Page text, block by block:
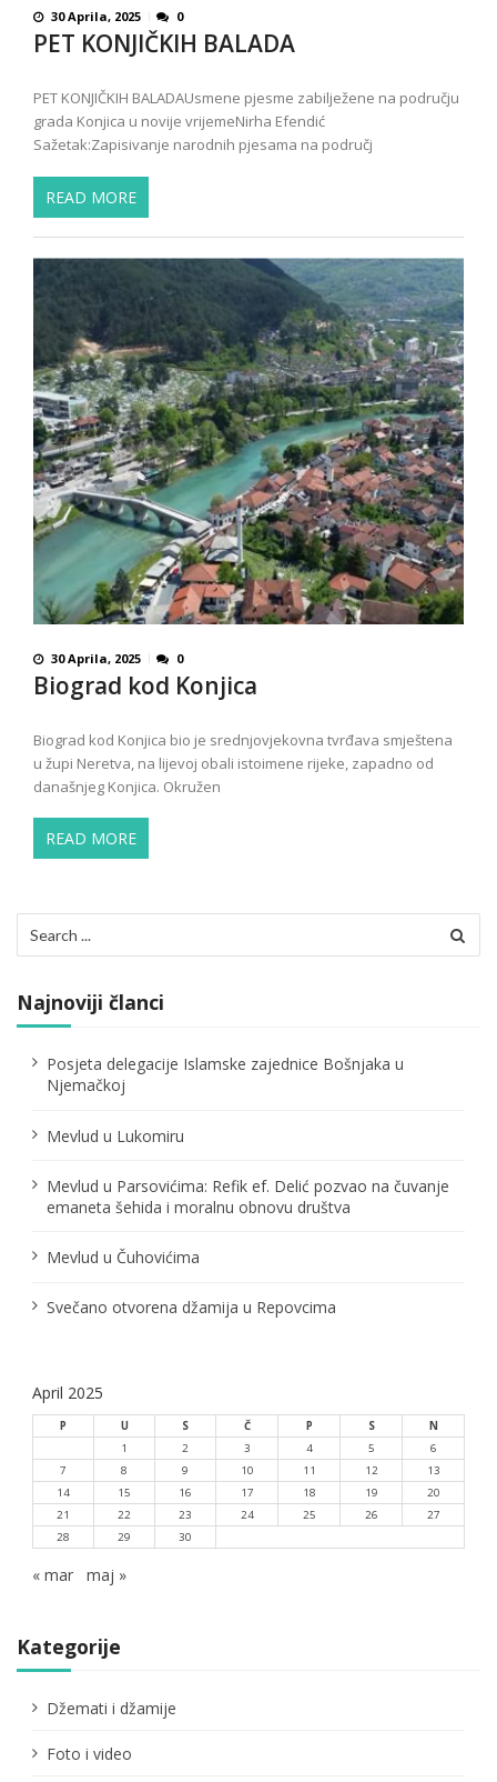
30 Aprila, 2025 0
PET KONJIČKIH BALADA
PET KONJIČKIH BALADAUsmene pjesme zabilježene na području
grada Konjica u novije vrijemeNirha Efendić
Sažetak:Zapisivanje narodnih pjesama na područj
READ MORE
30 Aprila, 2025 0
Biograd kod Konjica
Biograd kod Konjica bio je srednjovjekovna tvrđava smještena
u župi Neretva, na lijevoj obali istoimene rijeke, zapadno od
današnjeg Konjica. Okružen
READ MORE
for:
Najnoviji članci
Posjeta delegacije Islamske zajednice Bošnjaka u
Njemačkoj
Mevlud u Lukomiru
Mevlud u Parsovićima: Refik ef. Delić pozvao na čuvanje
emaneta šehida i moralnu obnovu društva
Mevlud u Čuhovićima
Svečano otvorena džamija u Repovcima
April 2025
P U S Č P S
N
1
2 3 4 5
6
7
8 9 10 11 12
13
14
15 16 17 18 19
20
21
22 23 24 25 26
27
28
29 30
« mar maj »
Kategorije
Džemati i džamije
Foto i video